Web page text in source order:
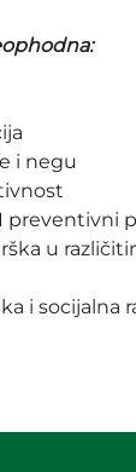
i negu
preventivni
u
i socijalna